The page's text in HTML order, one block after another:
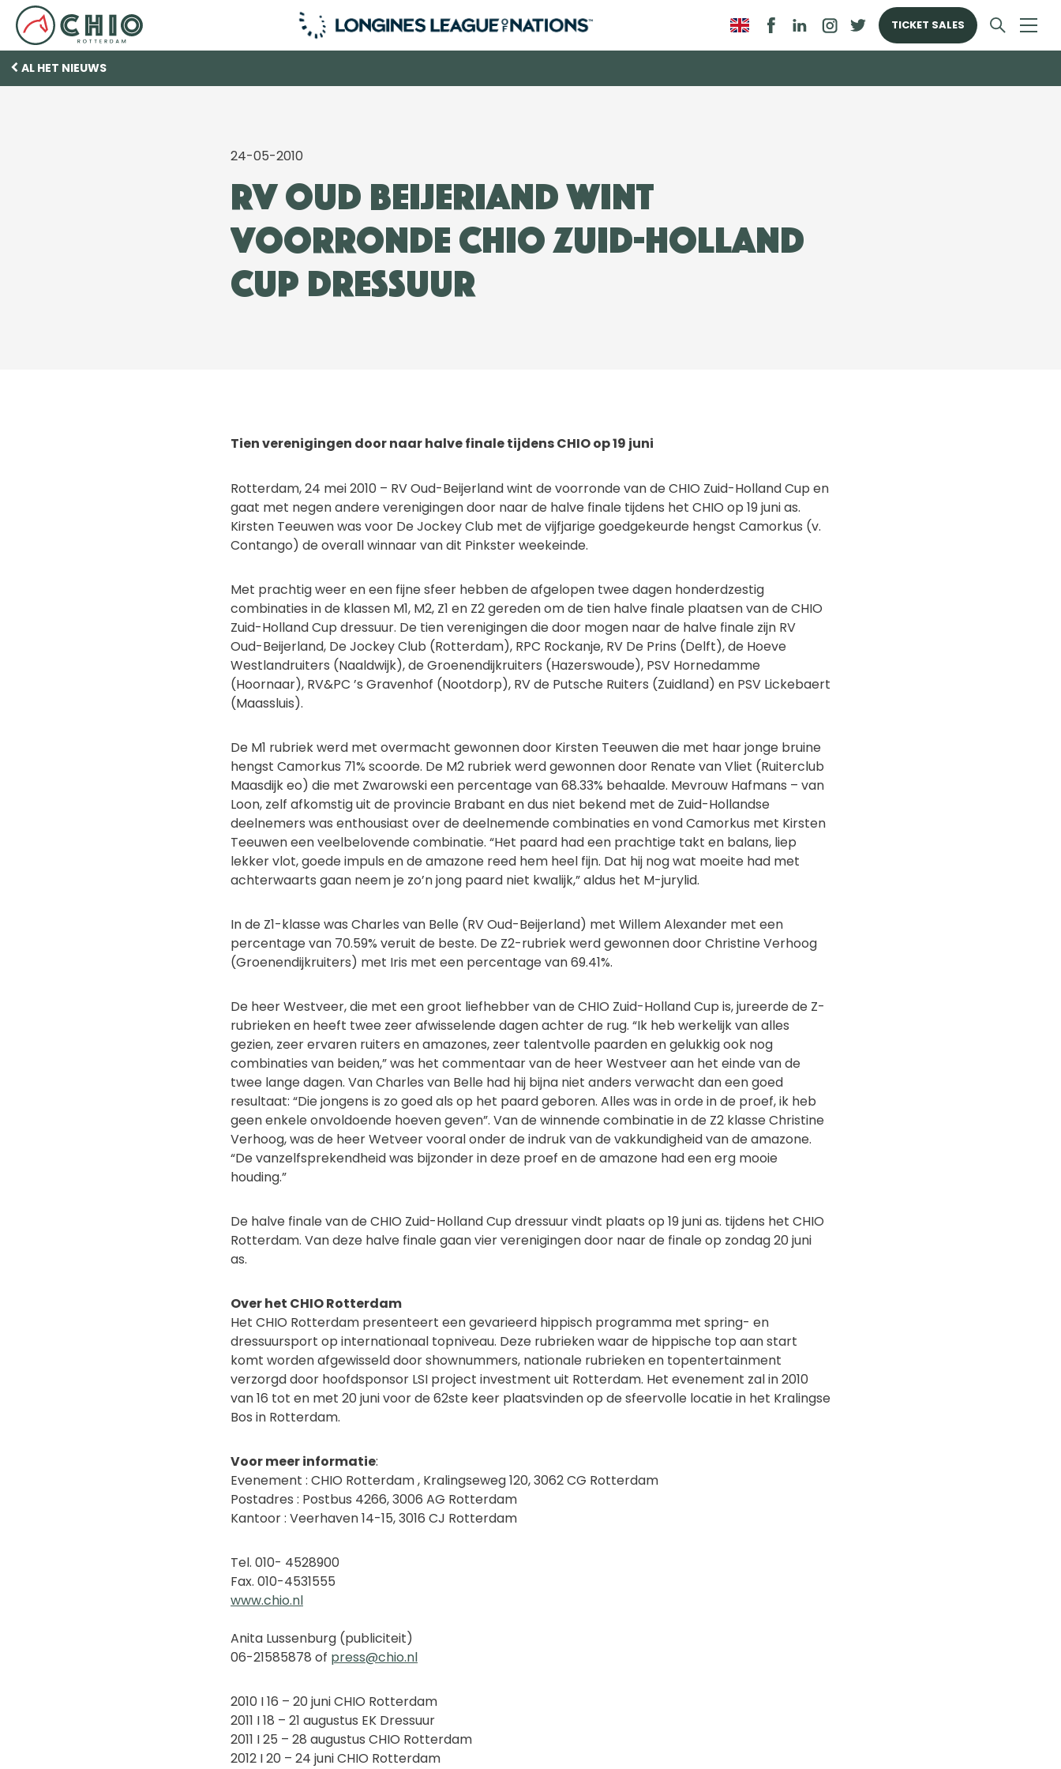
TICKET SALES
AL HET NIEUWS
24-05-2010
RV Oud Beijeriand wint
voorronde CHIO Zuid-Holland
Cup dressuur
Tien verenigingen door naar halve finale tijdens CHIO op 19 juni
Rotterdam, 24 mei 2010 – RV Oud-Beijerland wint de voorronde van de CHIO Zuid-Holland Cup en
gaat met negen andere verenigingen door naar de halve finale tijdens het CHIO op 19 juni as.
Kirsten Teeuwen was voor De Jockey Club met de vijfjarige goedgekeurde hengst Camorkus (v.
Contango) de overall winnaar van dit Pinkster weekeinde.
Met prachtig weer en een fijne sfeer hebben de afgelopen twee dagen honderdzestig
combinaties in de klassen M1, M2, Z1 en Z2 gereden om de tien halve finale plaatsen van de CHIO
Zuid-Holland Cup dressuur. De tien verenigingen die door mogen naar de halve finale zijn RV
Oud-Beijerland, De Jockey Club (Rotterdam), RPC Rockanje, RV De Prins (Delft), de Hoeve
Westlandruiters (Naaldwijk), de Groenendijkruiters (Hazerswoude), PSV Hornedamme
(Hoornaar), RV&PC ’s Gravenhof (Nootdorp), RV de Putsche Ruiters (Zuidland) en PSV Lickebaert
(Maassluis).
De M1 rubriek werd met overmacht gewonnen door Kirsten Teeuwen die met haar jonge bruine
hengst Camorkus 71% scoorde. De M2 rubriek werd gewonnen door Renate van Vliet (Ruiterclub
Maasdijk eo) die met Zwarowski een percentage van 68.33% behaalde. Mevrouw Hafmans – van
Loon, zelf afkomstig uit de provincie Brabant en dus niet bekend met de Zuid-Hollandse
deelnemers was enthousiast over de deelnemende combinaties en vond Camorkus met Kirsten
Teeuwen een veelbelovende combinatie. “Het paard had een prachtige takt en balans, liep
lekker vlot, goede impuls en de amazone reed hem heel fijn. Dat hij nog wat moeite had met
achterwaarts gaan neem je zo’n jong paard niet kwalijk,” aldus het M-jurylid.
In de Z1-klasse was Charles van Belle (RV Oud-Beijerland) met Willem Alexander met een
percentage van 70.59% veruit de beste. De Z2-rubriek werd gewonnen door Christine Verhoog
(Groenendijkruiters) met Iris met een percentage van 69.41%.
De heer Westveer, die met een groot liefhebber van de CHIO Zuid-Holland Cup is, jureerde de Z-
rubrieken en heeft twee zeer afwisselende dagen achter de rug. “Ik heb werkelijk van alles
gezien, zeer ervaren ruiters en amazones, zeer talentvolle paarden en gelukkig ook nog
combinaties van beiden,” was het commentaar van de heer Westveer aan het einde van de
twee lange dagen. Van Charles van Belle had hij bijna niet anders verwacht dan een goed
resultaat: “Die jongens is zo goed als op het paard geboren. Alles was in orde in de proef, ik heb
geen enkele onvoldoende hoeven geven”. Van de winnende combinatie in de Z2 klasse Christine
Verhoog, was de heer Wetveer vooral onder de indruk van de vakkundigheid van de amazone.
“De vanzelfsprekendheid was bijzonder in deze proef en de amazone had een erg mooie
houding.”
De halve finale van de CHIO Zuid-Holland Cup dressuur vindt plaats op 19 juni as. tijdens het CHIO
Rotterdam. Van deze halve finale gaan vier verenigingen door naar de finale op zondag 20 juni
as.
Over het CHIO Rotterdam
Het CHIO Rotterdam presenteert een gevarieerd hippisch programma met spring- en
dressuursport op internationaal topniveau. Deze rubrieken waar de hippische top aan start
komt worden afgewisseld door shownummers, nationale rubrieken en topentertainment
verzorgd door hoofdsponsor LSI project investment uit Rotterdam. Het evenement zal in 2010
van 16 tot en met 20 juni voor de 62ste keer plaatsvinden op de sfeervolle locatie in het Kralingse
Bos in Rotterdam.
Voor meer informatie:
Evenement : CHIO Rotterdam , Kralingseweg 120, 3062 CG Rotterdam
Postadres : Postbus 4266, 3006 AG Rotterdam
Kantoor : Veerhaven 14-15, 3016 CJ Rotterdam
Tel. 010- 4528900
Fax. 010-4531555
www.chio.nl
Anita Lussenburg (publiciteit)
06-21585878 of press@chio.nl
2010 I 16 – 20 juni CHIO Rotterdam
2011 I 18 – 21 augustus EK Dressuur
2011 I 25 – 28 augustus CHIO Rotterdam
2012 I 20 – 24 juni CHIO Rotterdam